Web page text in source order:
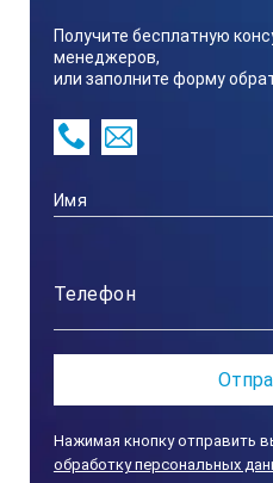
Коэффициент мощности
0,8
Количество фаз
Частота, Гц
50
Номинальный ток (А)
Получите бесплатную
менеджеров,
или заполните форму
Нажимая кнопку отправить
обработку персональных